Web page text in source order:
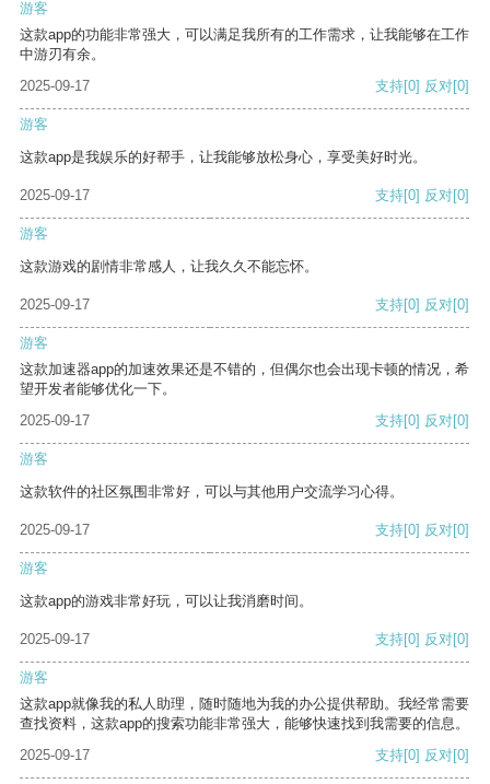
游客
这款app的功能非常强大，可以满足我所有的工作需求，让我能够在工作
中游刃有余。
2025-09-17
支持[0] 反对[0]
游客
这款app是我娱乐的好帮手，让我能够放松身心，享受美好时光。
2025-09-17 支持[0] 反对[0]
游客
这款游戏的剧情非常感人，让我久久不能忘怀。
2025-09-17 支持[0] 反对[0]
游客
这款加速器app的加速效果还是不错的，但偶尔也会出现卡顿的情况，希
望开发者能够优化一下。
2025-09-17
支持[0] 反对[0]
游客
这款软件的社区氛围非常好，可以与其他用户交流学习心得。
2025-09-17 支持[0] 反对[0]
游客
这款app的游戏非常好玩，可以让我消磨时间。
2025-09-17 支持[0] 反对[0]
游客
这款app就像我的私人助理，随时随地为我的办公提供帮助。我经常需要
查找资料，这款app的搜索功能非常强大，能够快速找到我需要的信息。
2025-09-17
支持[0] 反对[0]